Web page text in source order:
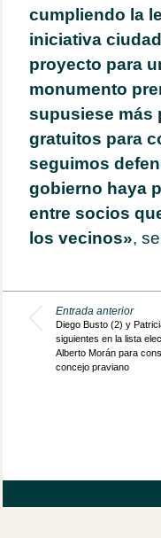
cumpliendo la
iniciativa
proyecto para
monumento
supusiese más
gratuitos para
seguimos
gobierno haya
entre socios
los vecinos»,
Entrada anterior
Diego Busto (2) y
siguientes en la lista
Alberto Morán para
concejo praviano